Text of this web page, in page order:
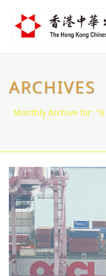
ARCHIVES
Monthly Archive for: "6